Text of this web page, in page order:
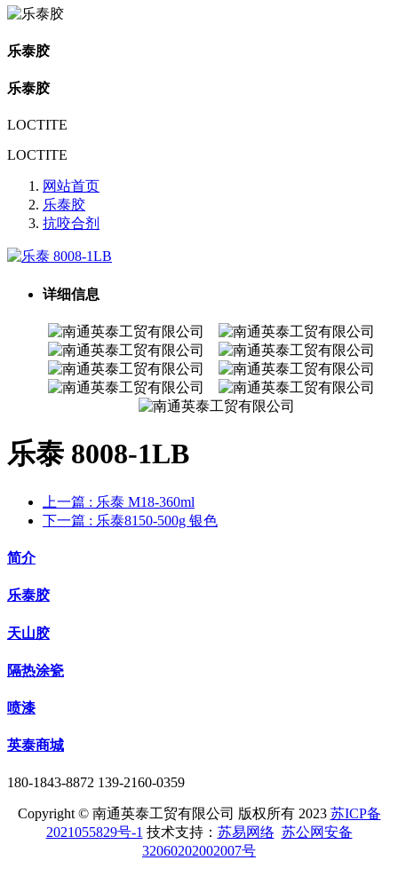
乐泰胶
乐泰胶
LOCTITE
LOCTITE
网站首页
乐泰胶
抗咬合剂
详细信息
乐泰 8008-1LB
上一篇 : 乐泰 M18-360ml
下一篇 : 乐泰8150-500g 银色
简介
乐泰胶
天山胶
隔热涂瓷
喷漆
英泰商城
180-1843-8872 139-2160-0359
Copyright © 南通英泰工贸有限公司 版权所有 2023 苏ICP备
2021055829号-1 技术支持： 苏易网络 苏公网安备
32060202002007号